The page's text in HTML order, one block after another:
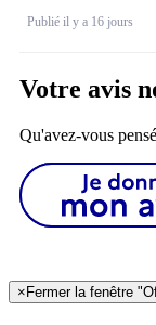
Publié il y a 16 jours
Votre avis
Qu'avez-vous
× Fermer la fenêtre